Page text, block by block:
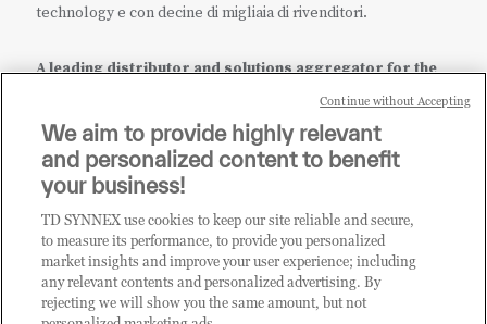
technology e con decine di migliaia di rivenditori.
A leading distributor and solutions aggregator for the
it.tdsynnex.com|eu.tdsynnex.com|tdsynnex.com
CATEGORIE
Categorie
We aim to provide highly relevant
and personalized content to benefit
your business!
TD SYNNEX use cookies to keep our site reliable and secure,
to measure its performance, to provide you personalized
market insights and improve your user experience; including
any relevant contents and personalized advertising. By
rejecting we will show you the same amount, but not
Continue without Accepting